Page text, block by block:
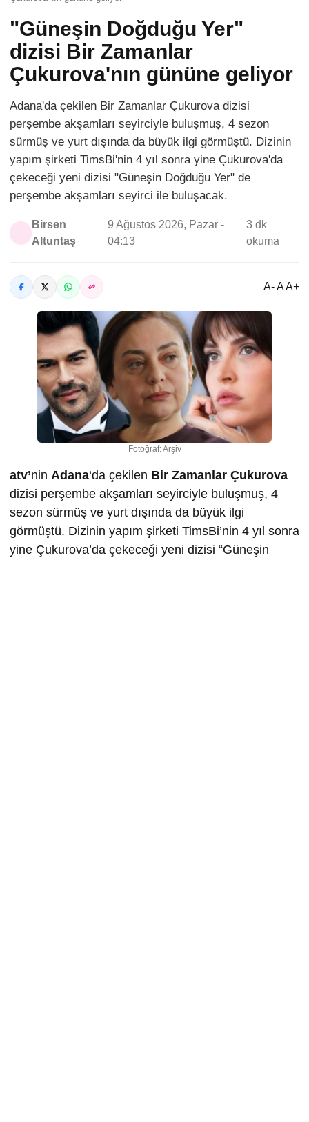
"Güneşin Doğduğu Yer"
dizisi Bir Zamanlar
Çukurova'nın gününe geliyor
Adana'da çekilen Bir Zamanlar Çukurova dizisi
perşembe akşamları seyirciyle buluşmuş, 4 sezon
sürmüş ve yurt dışında da büyük ilgi görmüştü. Dizinin
yapım şirketi TimsBi'nin 4 yıl sonra yine Çukurova'da
çekeceği yeni dizisi "Güneşin Doğduğu Yer" de
perşembe akşamları seyirci ile buluşacak.
Birsen
Altuntaş
9 Ağustos 2026, Pazar -
04:13
3 dk
okuma
A- A A+
Fotoğraf: Arşiv
atv’nin Adana‘da çekilen Bir Zamanlar Çukurova
dizisi perşembe akşamları seyirciyle buluşmuş, 4
sezon sürmüş ve yurt dışında da büyük ilgi
görmüştü. Dizinin yapım şirketi TimsBi’nin 4 yıl sonra
yine Çukurova’da çekeceği yeni dizisi “Güneşin